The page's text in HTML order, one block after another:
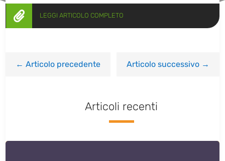
 LEGGI ARTICOLO COMPLETO
←Articolo precedente Articolo successivo→
Articoli recenti